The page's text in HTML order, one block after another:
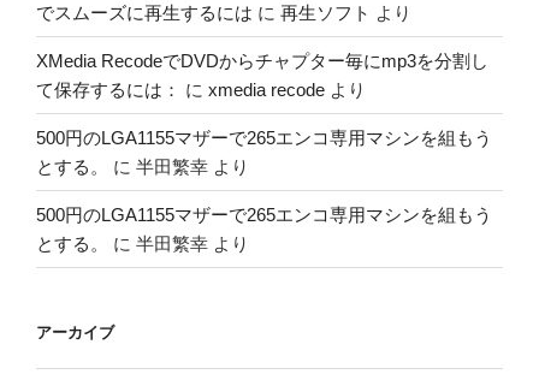
でスムーズに再生するには に 再生ソフト より
XMedia RecodeでDVDからチャプター毎にmp3を分割し
て保存するには：
に xmedia recode より
500円のLGA1155マザーで265エンコ専用マシンを組もう
とする。
に 半田繁幸 より
500円のLGA1155マザーで265エンコ専用マシンを組もう
とする。
に 半田繁幸 より
アーカイブ